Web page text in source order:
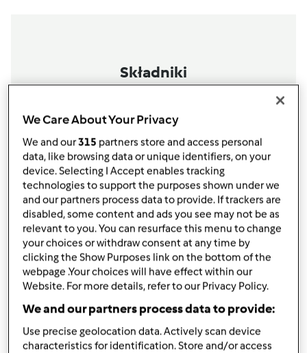
Składniki
50gcukru,lub do smaku, można pominąć
8gpektyny, cytrusowo jablkowej
500g truskawek,umytych i odszypułkowanych
Lista zakupów
We Care About Your Privacy
We and our315 partners store and access personal
data, like browsing data or unique identifiers, on your
device. Selecting I Accept enables tracking
technologies to support the purposes shown under we
and our partners process data to provide. If trackers are
disabled, some content and ads you see may not be as
relevant to you. You can resurface this menu to change
your choices or withdraw consent at any time by
clicking the Show Purposes link on the bottom of the
webpage .Your choices will have effect within our
Website. For more details, refer to our Privacy Policy.
We and our partners process data to provide:
Use precise geolocation data. Actively scan device
characteristics for identification. Store and/or access